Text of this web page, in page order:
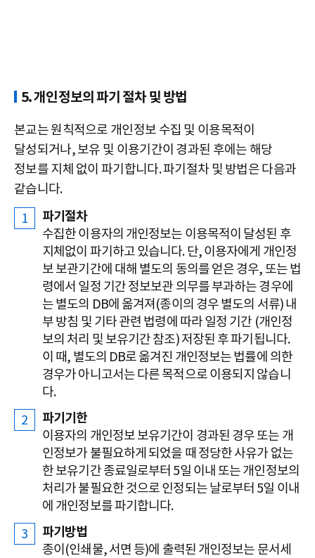
5. 개인정보의 파기 절차 및 방법
본교는 원칙적으로 개인정보 수집 및 이용목적이
달성되거나, 보유 및 이용기간이 경과된 후에는 해당
정보를 지체 없이 파기합니다. 파기절차 및 방법은 다음과
같습니다.
파기절차
수집한 이용자의 개인정보는 이용목적이 달성된 후
지체없이 파기하고 있습니다. 단, 이용자에게 개인정
보 보관기간에 대해 별도의 동의를 얻은 경우, 또는 법
령에서 일정 기간 정보보관 의무를 부과하는 경우에
는 별도의 DB에 옮겨져(종이의 경우 별도의 서류) 내
부 방침 및 기타 관련 법령에 따라 일정 기간 (개인정
보의 처리 및 보유기간 참조) 저장된 후 파기됩니다.
이 때, 별도의 DB로 옮겨진 개인정보는 법률에 의한
경우가 아니고서는 다른 목적으로 이용되지 않습니
다.
파기기한
이용자의 개인정보 보유기간이 경과된 경우 또는 개
인정보가 불필요하게 되었을 때 정당한 사유가 없는
한 보유기간 종료일로부터 5일 이내 또는 개인정보의
처리가 불필요한 것으로 인정되는 날로부터 5일 이내
에 개인정보를 파기합니다.
파기방법
종이(인쇄물, 서면 등)에 출력된 개인정보는 문서세